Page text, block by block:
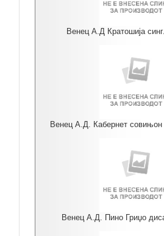
Венец А.Д Кратошија
Венец А.Д. Кабернет совињон
Венец А.Д. Пино Гриџо